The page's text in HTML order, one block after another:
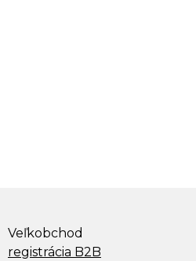
Veľkobchod
registrácia B2B